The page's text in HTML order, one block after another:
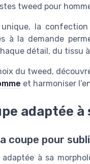
tweed pour
la
à la demande
détail, du tissu
du tweed,
et harmoniser
adaptée à
coupe pour
à sa